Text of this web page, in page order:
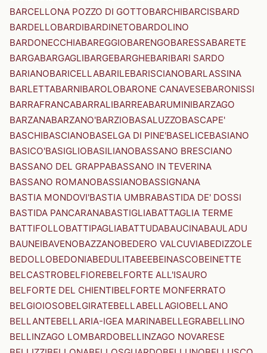
BARCELLONA POZZO DI GOTTOBARCHIBARCISBARD
BARDELLOBARDIBARDINETOBARDOLINO
BARDONECCHIABAREGGIOBARENGOBARESSABARETE
BARGABARGAGLIBARGEBARGHEBARIBARI SARDO
BARIANOBARICELLABARILEBARISCIANOBARLASSINA
BARLETTABARNIBAROLOBARONE CANAVESEBARONISSI
BARRAFRANCABARRALIBARREABARUMINIBARZAGO
BARZANABARZANO'BARZIOBASALUZZOBASCAPE'
BASCHIBASCIANOBASELGA DI PINE'BASELICEBASIANO
BASICO'BASIGLIOBASILIANOBASSANO BRESCIANO
BASSANO DEL GRAPPABASSANO IN TEVERINA
BASSANO ROMANOBASSIANOBASSIGNANA
BASTIA MONDOVI'BASTIA UMBRABASTIDA DE' DOSSI
BASTIDA PANCARANABASTIGLIABATTAGLIA TERME
BATTIFOLLOBATTIPAGLIABATTUDABAUCINABAULADU
BAUNEIBAVENOBAZZANOBEDERO VALCUVIABEDIZZOLE
BEDOLLOBEDONIABEDULITABEEBEINASCOBEINETTE
BELCASTROBELFIOREBELFORTE ALL'ISAURO
BELFORTE DEL CHIENTIBELFORTE MONFERRATO
BELGIOIOSOBELGIRATEBELLABELLAGIOBELLANO
BELLANTEBELLARIA-IGEA MARINABELLEGRABELLINO
BELLINZAGO LOMBARDOBELLINZAGO NOVARESE